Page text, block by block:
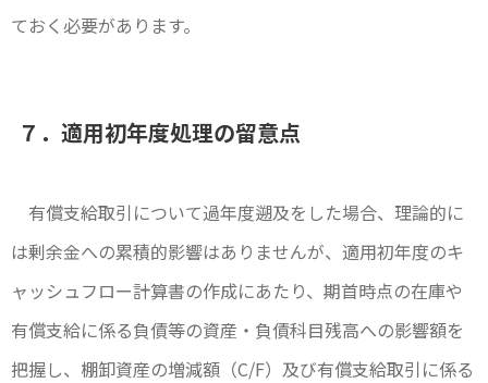
ておく必要があります。
７．適用初年度処理の留意点
有償支給取引について過年度遡及をした場合、理論的に
は剰余金への累積的影響はありませんが、適用初年度のキ
ャッシュフロー計算書の作成にあたり、期首時点の在庫や
有償支給に係る負債等の資産・負債科目残高への影響額を
把握し、棚卸資産の増減額（C/F）及び有償支給取引に係る